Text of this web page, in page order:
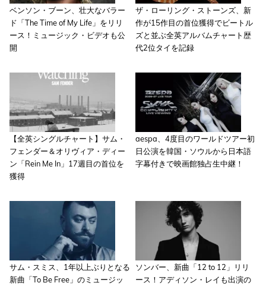
ベンソン・ブーン、壮大なバラー
ド「The Time of My Life」をリリ
ース！ミュージック・ビデオも公
開
ザ・ローリング・ストーンズ、新
作が15作目の首位獲得でビートル
ズと並ぶ全英アルバムチャート歴
代2位タイを記録
【全英シングルチャート】サム・
フェンダー＆オリヴィア・ディー
ン「Rein Me In」17週目の首位を
獲得
aespa、4度目のワールドツアー初
日公演を韓国・ソウルから日本語
字幕付きで映画館独占生中継！
サム・スミス、1年以上ぶりとなる
新曲「To Be Free」のミュージッ
ソンバー、新曲「12 to 12」リリ
ース！アディソン・レイも出演の